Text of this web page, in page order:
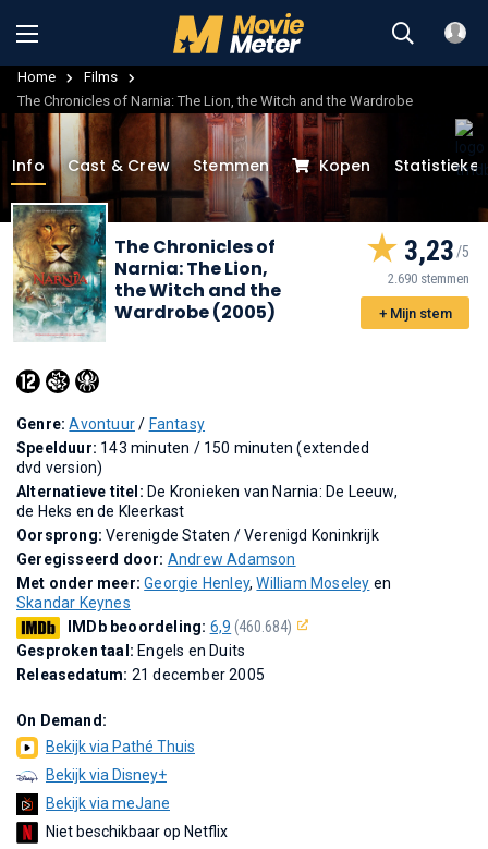
Home
Films
The Chronicles of Narnia: The Lion, the Witch and the Wardrobe
Info Cast & Crew Stemmen Kopen
The Chronicles of
Narnia: The Lion,
the Witch and the
Wardrobe (2005)
3,23
2.690 stemmen
+ Mijn stem
Genre:Avontuur/ Fantasy
Speelduur: 143 minuten / 150 minuten (extended
dvd version)
Alternatieve titel: De Kronieken van Narnia: De Leeuw,
de Heks en de Kleerkast
Oorsprong:Verenigde Staten / Verenigd Koninkrijk
Geregisseerd door: Andrew Adamson
Met onder meer:Georgie Henley,William Moseley en
Skandar Keynes
IMDb beoordeling: 6,9 (460.684)
Gesproken taal: Engels en Duits
Releasedatum: 21 december 2005
On Demand:
Bekijk via Pathé Thuis
Bekijk via Disney+
Bekijk via meJane
Niet beschikbaar op Netflix